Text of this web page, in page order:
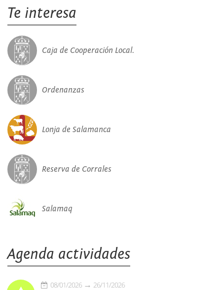
Te interesa
Caja de Cooperación Local.
Ordenanzas
Lonja de Salamanca
Reserva de Corrales
Salamaq
Agenda actividades
08/01/2026 26/11/2026